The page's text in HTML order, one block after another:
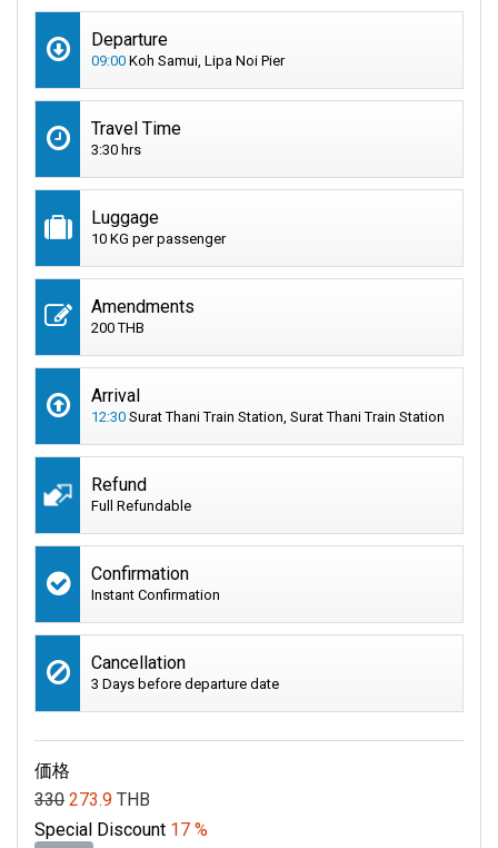
Departure
09:00 Koh Samui, Lipa Noi Pier
Travel Time
3:30 hrs
Luggage
10 KG per passenger
Amendments
200 THB
Arrival
12:30 Surat Thani Train Station, Surat Thani Train Station
Refund
Full Refundable
Confirmation
Instant Confirmation
Cancellation
3 Days before departure date
価格
330 273.9 THB
Special Discount 17 %